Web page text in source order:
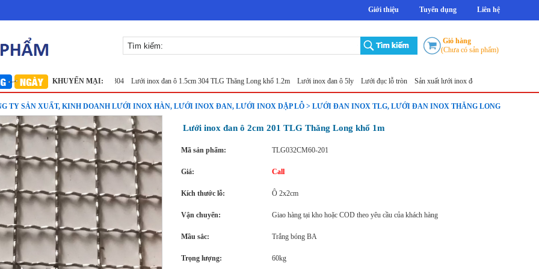
Giới thiệu Tuyển dụng Liên hệ
Giỏ hàng
(Chưa có sản phẩm)
KHUYẾN MẠI:
đỡ bông chống nóng inox 304 Lưới inox đan ô 1.5cm 304 TLG Thăng Long khổ 1.2m Lưới inox đan ô 5ly Lưới đục lỗ tròn Sản xuất lưới inox đột lỗ Lưới thép không gỉ
TY SẢN XUẤT, KINH DOANH LƯỚI INOX HÀN, LƯỚI INOX ĐAN, LƯỚI INOX DẬP LỖ > LƯỚI ĐAN INOX TLG, LƯỚI ĐAN INOX THĂNG LONG
Lưới inox đan ô 2cm 201 TLG Thăng Long khổ 1m
Mã sản phẩm: TLG032CM60-201
Giá: Call
Kích thước lỗ: Ô 2x2cm
Vận chuyển: Giao hàng tại kho hoặc COD theo yêu cầu của khách hàng
Mầu sắc: Trắng bóng BA
Trọng lượng: 60kg